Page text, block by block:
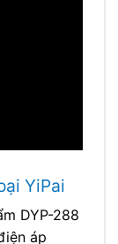
YiPai
DYP-288
áp